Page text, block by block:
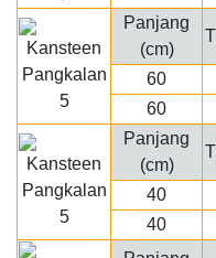
Panjang
(cm)
60
60
Panjang
(cm)
40
40